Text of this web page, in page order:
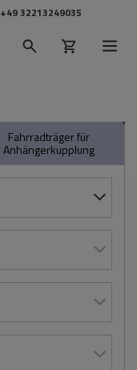
+49 32213249035
Fahrradträger für
Anhängerkupplung